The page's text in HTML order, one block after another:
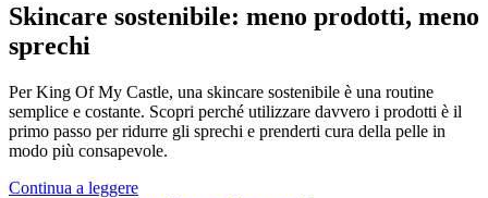
Skincare sostenibile: meno prodotti, meno
sprechi
Per King Of My Castle, una skincare sostenibile è una routine
semplice e costante. Scopri perché utilizzare davvero i prodotti è il
primo passo per ridurre gli sprechi e prenderti cura della pelle in
modo più consapevole.
Continua a leggere